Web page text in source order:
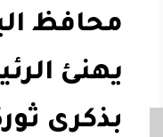
محافظ
يهنئ